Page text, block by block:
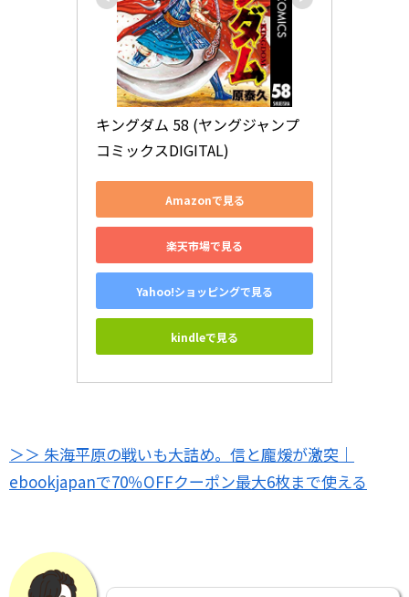
キングダム 58 (ヤングジャンプ
コミックスDIGITAL)
Amazonで見る
楽天市場で見る
Yahoo!ショッピングで見る
kindleで見る
＞＞ 朱海平原の戦いも大詰め。信と龐煖が激突｜
ebookjapanで70％OFFクーポン最大6枚まで使える